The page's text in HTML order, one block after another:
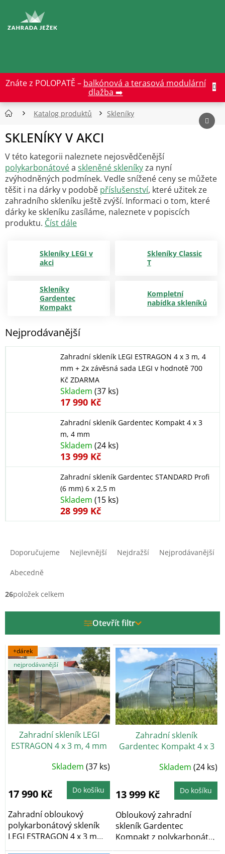
obsah
Znáte z POLOPATĚ – balkónová a terasová modulární
dlažba ➡️
Katalog produktů Skleníky
SKLENÍKY V AKCI
V této kategorii naleznete nejosvědčenější
polykarbonátovéa skleněné skleníkyza nyní
zvýhodněných podmínek. Vedle snížené ceny se můžete
těšit i na dárky v podobě příslušenství, které užitek ze
zahradního skleníku ještě zvýší. Informaci o tom, které
dárky ke skleníku zasíláme, naleznete v popiscích
produktu. Číst dále
Skleníky LEGI v
akci
Skleníky Classic
T
Skleníky
Gardentec
Kompakt
Kompletní
nabídka skleníků
Nejprodávanější
Zahradní skleník LEGI ESTRAGON 4 x 3 m, 4
mm + 2x závěsná sada LEGI v hodnotě 700
Kč ZDARMA
Skladem (37 ks)
17 990 Kč
Zahradní skleník Gardentec Kompakt 4 x 3
m, 4 mm
Skladem (24 ks)
13 999 Kč
Zahradní skleník Gardentec STANDARD Profi
(6 mm) 6 x 2,5 m
Skladem (15 ks)
28 999 Kč
í
k
ů
Doporučujeme Nejlevnější Nejdražší Nejprodávanější
Abecedně
26položek celkem
Otevřít filtr
V
ý
p
s
p
r
o
+dárek
nejprodávanější
Zahradní skleník LEGI
ESTRAGON 4 x 3 m, 4 mm
v hodnotě 700 Kč ZDARMA
Průměrné
hodnocení
4,7
z
hvězdiček.
Skladem(37 ks)
17 990 Kč Do košíku
Zahradní obloukový
polykarbonátový skleník
LEGI ESTRAGON 4 x 3 m
Zahradní skleník
Gardentec Kompakt 4 x 3
Průměrné
hodnocení
4,5
z
hvězdiček.
Skladem(24 ks)
13 999 Kč Do košíku
Obloukový zahradní
skleník Gardentec
Kompakt z polykarbonátu
je ekonomickou verzí...